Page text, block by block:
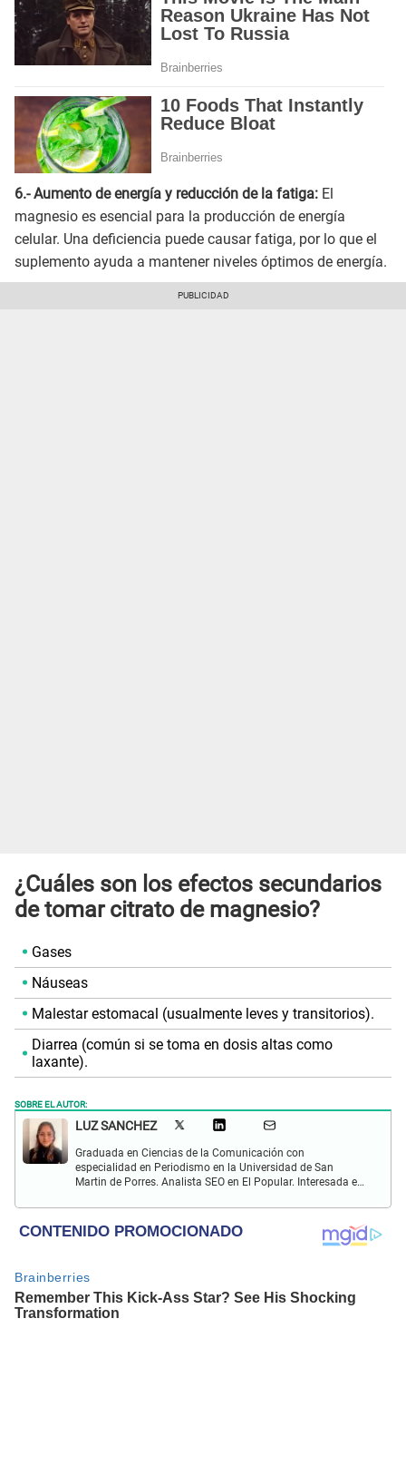
6.- Aumento de energía y reducción de la fatiga: El
magnesio es esencial para la producción de energía
celular. Una deficiencia puede causar fatiga, por lo que el
suplemento ayuda a mantener niveles óptimos de energía.
¿Cuáles son los efectos secundarios
de tomar citrato de magnesio?
Gases
Náuseas
Malestar estomacal (usualmente leves y transitorios).
Diarrea (común si se toma en dosis altas como
laxante).
SOBRE EL AUTOR:
LUZ SANCHEZ
Graduada en Ciencias de la Comunicación con
especialidad en Periodismo en la Universidad de San
Martin de Porres. Analista SEO en El Popular. Interesada en
conjunto para que el medio pueda aparecer en las primeras
posiciones de los buscadores de internet.